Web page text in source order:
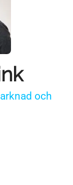
och